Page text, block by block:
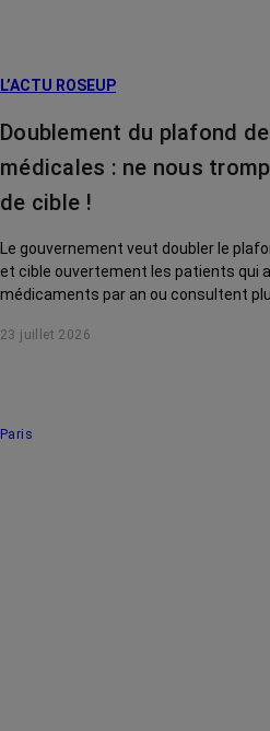
L’ACTU ROSEUP
Doublement du plafond
médicales : ne nous
de cible !
Le gouvernement veut doubler le
et cible ouvertement les patients qui
médicaments par an ou consultent
chroniques, et en premier lieu les
23 juillet 2026
Paris